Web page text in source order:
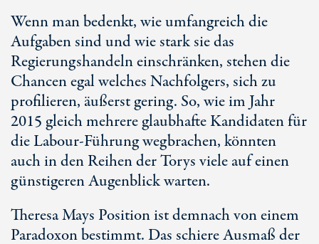
Wenn man bedenkt, wie umfangreich die
Aufgaben sind und wie stark sie das
Regierungshandeln einschränken, stehen die
Chancen egal welches Nachfolgers, sich zu
profilieren, äußerst gering. So, wie im Jahr
2015 gleich mehrere glaubhafte Kandidaten für
die Labour-Führung wegbrachen, könnten
auch in den Reihen der Torys viele auf einen
günstigeren Augenblick warten.
Theresa Mays Position ist demnach von einem
Paradoxon bestimmt. Das schiere Ausmaß der